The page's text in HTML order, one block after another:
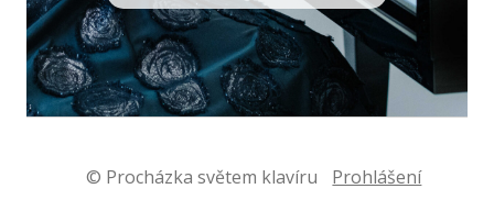
© Procházka světem klavíru Prohlášení